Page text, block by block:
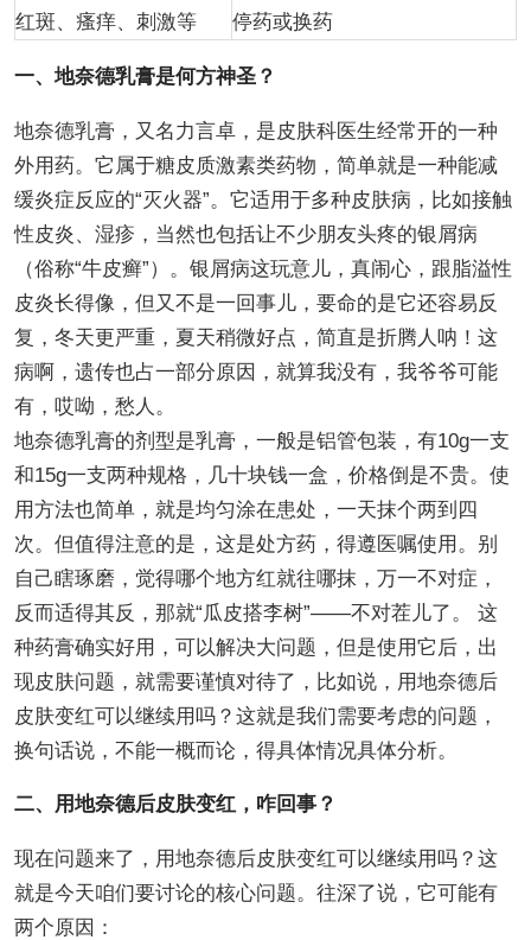
红斑、瘙痒、刺激等
停药或换药
一、地奈德乳膏是何方神圣？
地奈德乳膏，又名力言卓，是皮肤科医生经常开的一种
外用药。它属于糖皮质激素类药物，简单就是一种能减
缓炎症反应的“灭火器”。它适用于多种皮肤病，比如接触
性皮炎、湿疹，当然也包括让不少朋友头疼的银屑病
（俗称“牛皮癣”）。银屑病这玩意儿，真闹心，跟脂溢性
皮炎长得像，但又不是一回事儿，要命的是它还容易反
复，冬天更严重，夏天稍微好点，简直是折腾人呐！这
病啊，遗传也占一部分原因，就算我没有，我爷爷可能
有，哎呦，愁人。
地奈德乳膏的剂型是乳膏，一般是铝管包装，有10g一支
和15g一支两种规格，几十块钱一盒，价格倒是不贵。使
用方法也简单，就是均匀涂在患处，一天抹个两到四
次。但值得注意的是，这是处方药，得遵医嘱使用。别
自己瞎琢磨，觉得哪个地方红就往哪抹，万一不对症，
反而适得其反，那就“瓜皮搭李树”——不对茬儿了。 这
种药膏确实好用，可以解决大问题，但是使用它后，出
现皮肤问题，就需要谨慎对待了，比如说，用地奈德后
皮肤变红可以继续用吗？这就是我们需要考虑的问题，
换句话说，不能一概而论，得具体情况具体分析。
二、用地奈德后皮肤变红，咋回事？
现在问题来了，用地奈德后皮肤变红可以继续用吗？这
就是今天咱们要讨论的核心问题。往深了说，它可能有
两个原因：